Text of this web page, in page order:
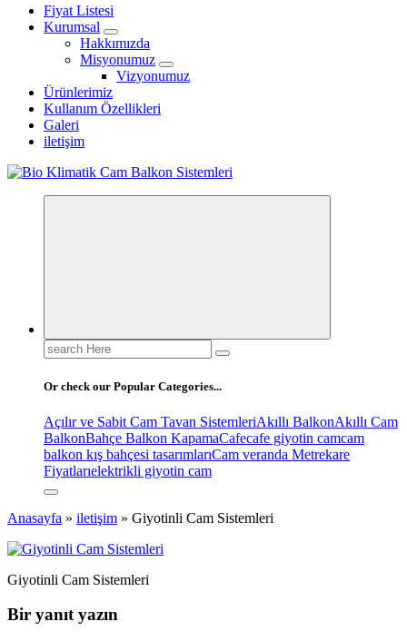
Fiyat Listesi
Kurumsal
Hakkımızda
Misyonumuz
Vizyonumuz
Ürünlerimiz
Kullanım Özellikleri
Galeri
iletişim
Search
for:
Or check our Popular Categories...
Açılır ve Sabit Cam Tavan SistemleriAkıllı BalkonAkıllı Cam
BalkonBahçe Balkon KapamaCafecafe giyotin camcam
balkon kış bahçesi tasarımlarıCam veranda Metrekare
Fiyatlarıelektrikli giyotin cam
Anasayfa » iletişim » Giyotinli Cam Sistemleri
Giyotinli Cam Sistemleri
Bir yanıt yazın